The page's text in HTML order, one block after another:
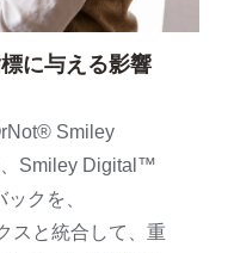
に与える影響
Smiley
Smiley Digital™
クを、
スと統合して、重